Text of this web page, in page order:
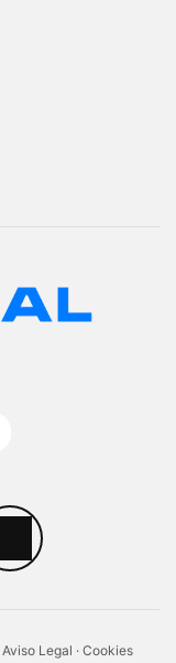
Aviso Legal · Cookies